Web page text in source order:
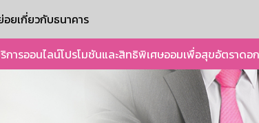
อยเกี่ยวกับธนาคาร
การออนไลน์โปรโมชันและสิทธิพิเศษออมเพื่อสุขอัตราดอ